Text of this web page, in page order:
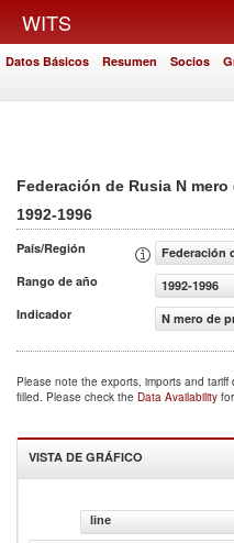
WITS
Datos Básicos Resumen Socios
Federación de Rusia N
1992-1996
País/Región
Federación
Rango de año
1992-1996
Indicador
N mero de
Please note the exports, imports and
filled. Please check the Data Availability
VISTA DE GRÁFICO
line